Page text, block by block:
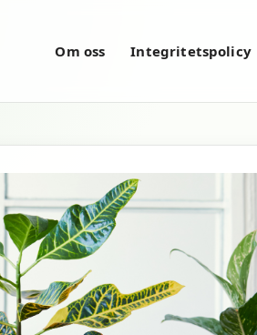
Om oss Integritetspolicy